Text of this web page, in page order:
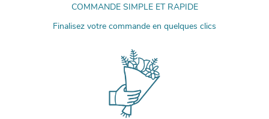
COMMANDE SIMPLE ET RAPIDE
Finalisez votre commande en quelques clics